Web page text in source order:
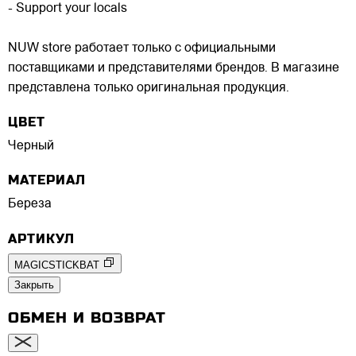
- Support your locals
NUW store работает только с официальными
поставщиками и представителями брендов. В магазине
представлена только оригинальная продукция.
ЦВЕТ
Черный
МАТЕРИАЛ
Береза
АРТИКУЛ
MAGICSTICKBAT
Закрыть
ОБМЕН И ВОЗВРАТ